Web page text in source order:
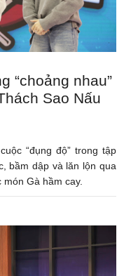
“choảng nhau”
Sao Nấu
“đụng độ” trong tập
bầm dập và lăn lộn qua
Gà hầm cay.